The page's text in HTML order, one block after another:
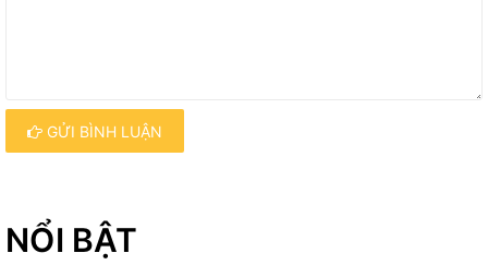
GỬI BÌNH LUẬN
NỔI BẬT